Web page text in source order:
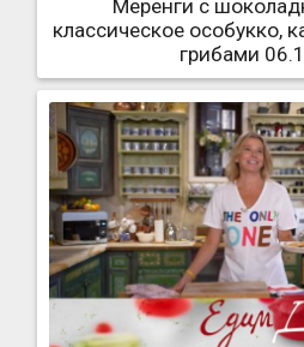
Меренги с
классическое особукко,
грибами